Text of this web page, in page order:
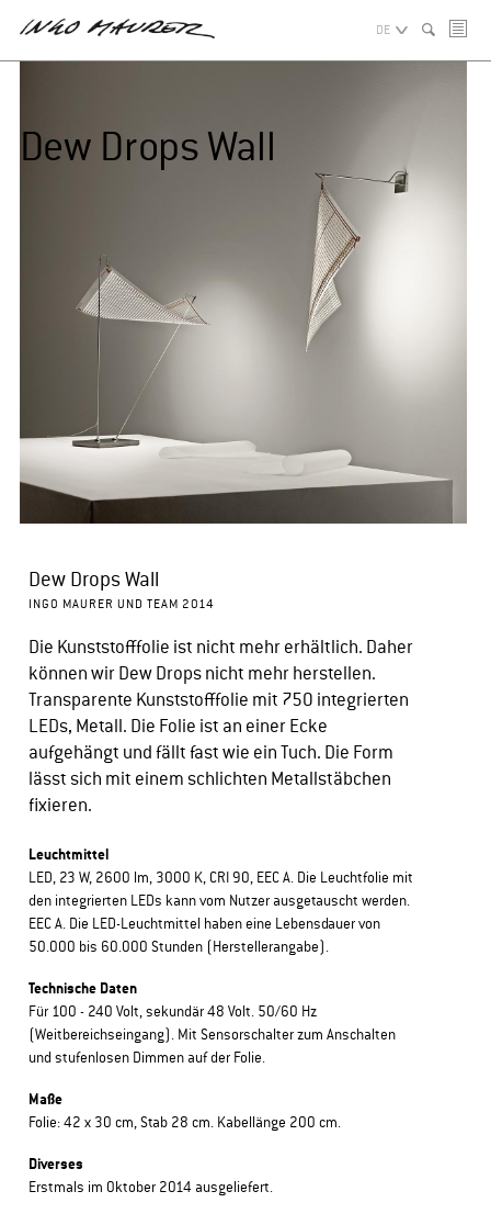
DE
Dew Drops Wall
Dew Drops Wall
INGO MAURER UND TEAM 2014
Die Kunststofffolie ist nicht mehr erhältlich. Daher
können wir Dew Drops nicht mehr herstellen.
Transparente Kunststofffolie mit 750 integrierten
LEDs, Metall. Die Folie ist an einer Ecke
aufgehängt und fällt fast wie ein Tuch. Die Form
lässt sich mit einem schlichten Metallstäbchen
fixieren.
Leuchtmittel
LED, 23 W, 2600 lm, 3000 K, CRI 90, EEC A. Die Leuchtfolie mit
den integrierten LEDs kann vom Nutzer ausgetauscht werden.
EEC A. Die LED-Leuchtmittel haben eine Lebensdauer von
50.000 bis 60.000 Stunden (Herstellerangabe).
Technische Daten
Für 100 - 240 Volt, sekundär 48 Volt. 50/60 Hz
(Weitbereichseingang). Mit Sensorschalter zum Anschalten
und stufenlosen Dimmen auf der Folie.
Maße
Folie: 42 x 30 cm, Stab 28 cm. Kabellänge 200 cm.
Diverses
Erstmals im Oktober 2014 ausgeliefert.